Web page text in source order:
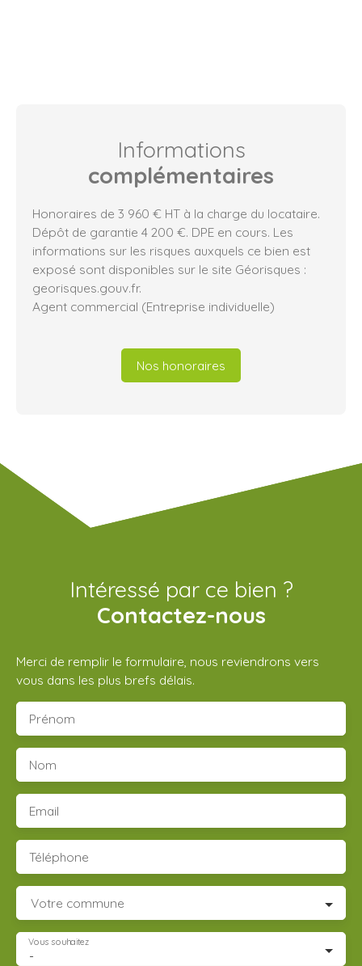
Informations
complémentaires
Honoraires de 3 960 € HT à la charge du locataire.
Dépôt de garantie 4 200 €. DPE en cours. Les
informations sur les risques auxquels ce bien est
exposé sont disponibles sur le site Géorisques :
georisques.gouv.fr.
Agent commercial (Entreprise individuelle)
Nos honoraires
Intéressé par ce bien ?
Contactez-nous
Merci de remplir le formulaire, nous reviendrons vers
vous dans les plus brefs délais.
Prénom
Nom
Email
Téléphone
Votre commune
-
Vous souhaitez